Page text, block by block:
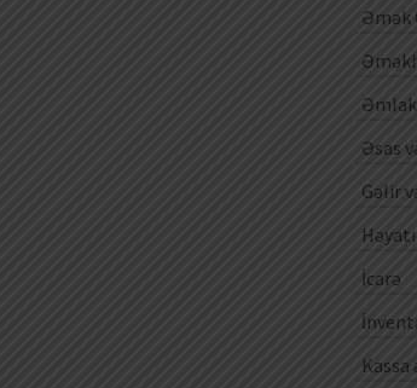
Əmək
Əsas
Gəlir
İcarə